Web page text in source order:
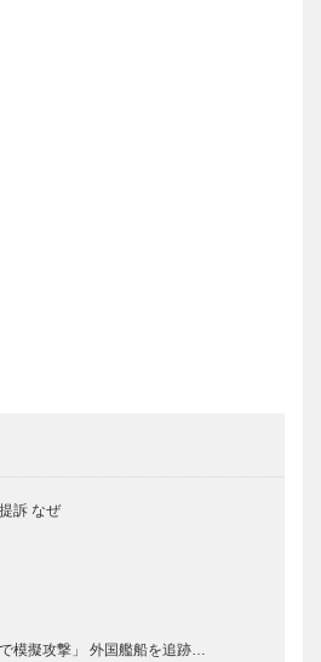
訴 なぜ
模擬攻撃」 外国艦船を追跡…